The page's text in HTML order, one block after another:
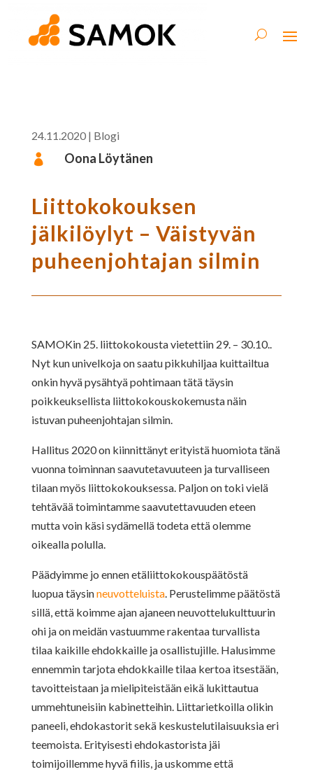
24.11.2020| Blogi
 Oona Löytänen
Liittokokouksen
jälkilöylyt – Väistyvän
puheenjohtajan silmin
SAMOKin 25. liittokokousta vietettiin 29. – 30.10..
Nyt kun univelkoja on saatu pikkuhiljaa kuittailtua
onkin hyvä pysähtyä pohtimaan tätä täysin
poikkeuksellista liittokokouskokemusta näin
istuvan puheenjohtajan silmin.
Hallitus 2020 on kiinnittänyt erityistä huomiota tänä
vuonna toiminnan saavutetavuuteen ja turvalliseen
tilaan myös liittokokouksessa. Paljon on toki vielä
tehtävää toimintamme saavutettavuuden eteen
mutta voin käsi sydämellä todeta että olemme
oikealla polulla.
Päädyimme jo ennen etäliittokokouspäätöstä
luopua täysinneuvotteluista. Perustelimme päätöstä
sillä, että koimme ajan ajaneen neuvottelukulttuurin
ohi ja on meidän vastuumme rakentaa turvallista
tilaa kaikille ehdokkaille ja osallistujille. Halusimme
ennemmin tarjota ehdokkaille tilaa kertoa itsestään,
tavoitteistaan ja mielipiteistään eikä lukittautua
ummehtuneisiin kabinetteihin. Liittarietkoilla olikin
paneeli, ehdokastorit sekä keskustelutilaisuuksia eri
teemoista. Erityisesti ehdokastorista jäi
toimijoillemme hyvä fiilis, ja uskomme että